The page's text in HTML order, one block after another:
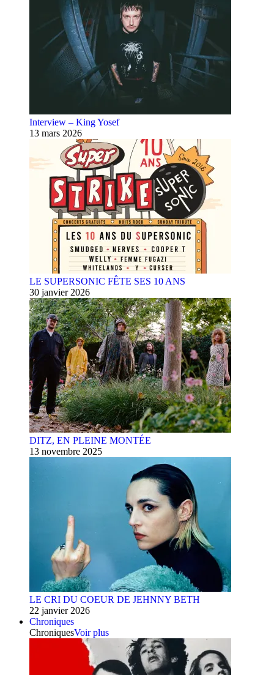
Interview – King Yosef
13 mars 2026
LE SUPERSONIC FÊTE SES 10 ANS
30 janvier 2026
DITZ, EN PLEINE MONTÉE
13 novembre 2025
LE CRI DU COEUR DE JEHNNY BETH
22 janvier 2026
Chroniques
ChroniquesVoir plus